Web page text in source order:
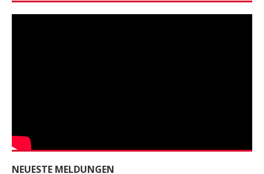
NEUESTE MELDUNGEN